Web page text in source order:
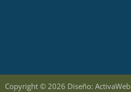
Copyright © 2026 Diseño: ActivaWeb